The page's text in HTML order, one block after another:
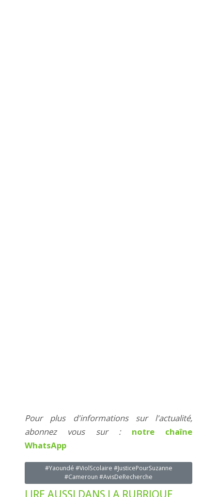
Pour plus d'informations sur l'actualité,
abonnez vous sur : notre chaîne
WhatsApp
#Yaoundé #ViolScolaire #JusticePourSuzanne
#Cameroun #AvisDeRecherche
LIRE AUSSI DANS LA RUBRIQUE